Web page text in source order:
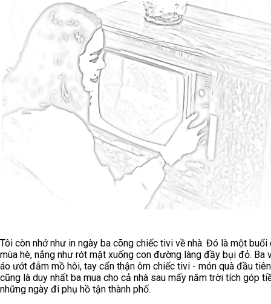
Tôi còn nhớ như in ngày ba cõng chiếc tivi về nhà. Đó là một buổi
mùa hè, nắng như rót mật xuống con đường làng đầy bụi đỏ. Ba
áo ướt đẫm mồ hôi, tay cẩn thận ôm chiếc tivi - món quà đầu
cũng là duy nhất ba mua cho cả nhà sau mấy năm trời tích góp
những ngày đi phụ hồ tận thành phố.